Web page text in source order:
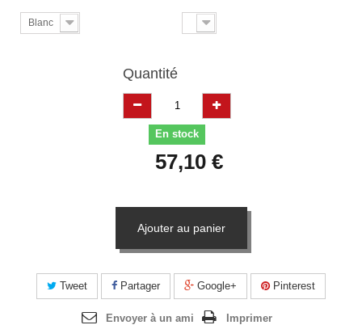
Blanc
Quantité
En stock
57,10 €
Ajouter au panier
Tweet Partager Google+ Pinterest
Envoyer à un ami Imprimer